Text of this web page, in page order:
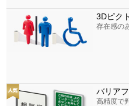
3Dピクト
存在感の
バリア
高精度で